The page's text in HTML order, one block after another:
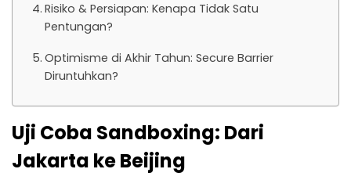
Risiko & Persiapan: Kenapa Tidak Satu
Pentungan?
Optimisme di Akhir Tahun: Secure Barrier
Diruntuhkan?
Uji Coba Sandboxing: Dari
Jakarta ke Beijing